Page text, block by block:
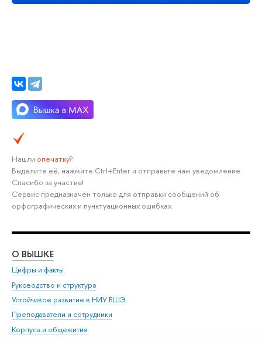
Нашли опечатку?
Выделите её, нажмите Ctrl+Enter и отправьте нам уведомление.
Спасибо за участие!
Сервис предназначен только для отправки сообщений об
орфографических и пунктуационных ошибках.
О ВЫШКЕ
Цифры и факты
Руководство и структура
Устойчивое развитие в НИУ ВШЭ
Преподаватели и сотрудники
Корпуса и общежития